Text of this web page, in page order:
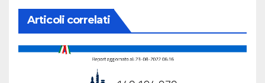
Articoli correlati